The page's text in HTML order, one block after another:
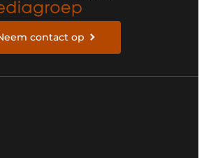
contact op